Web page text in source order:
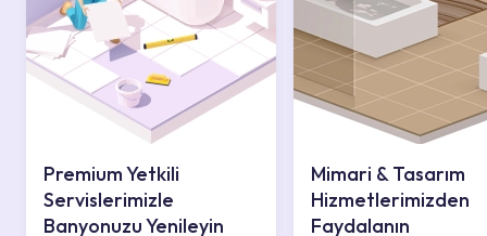
Premium Yetkili
Servislerimizle
Banyonuzu Yenileyin
Mimari & Tasarım
Hizmetlerimizden
Faydalanın